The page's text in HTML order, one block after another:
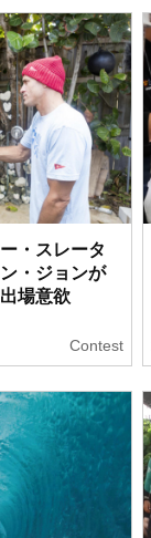
・スレータ
・ジョンが
場意欲
Contest